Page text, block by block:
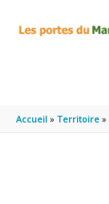
Accueil Territoire